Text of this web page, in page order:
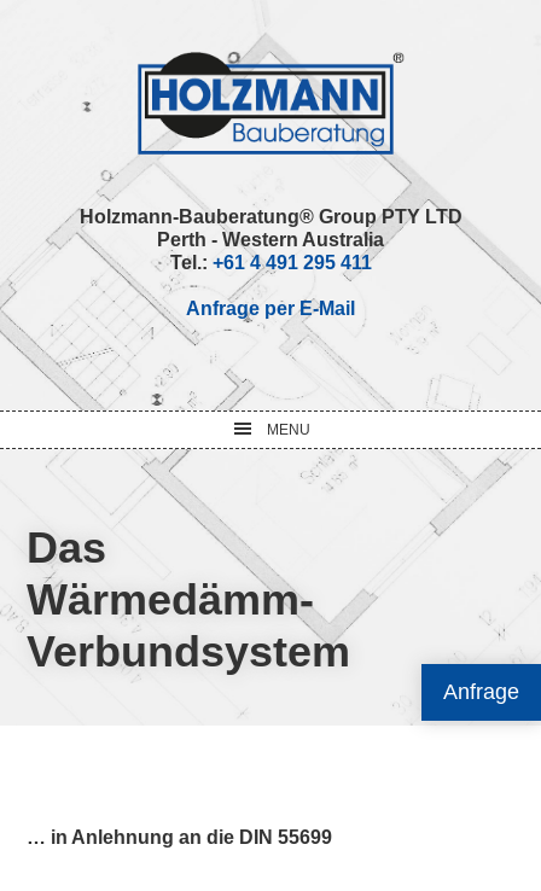
Anfrage
navigation
Holzmann-Bauberatung® Group PTY LTD
Perth - Western Australia
Tel.: +61 4 491 295 411
Anfrage per E-Mail
MENU
Das
Wärmedämm-
Verbundsystem
… in Anlehnung an die DIN 55699